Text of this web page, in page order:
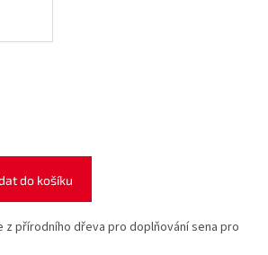
do košíku
z přírodního dřeva pro doplňování sena pro